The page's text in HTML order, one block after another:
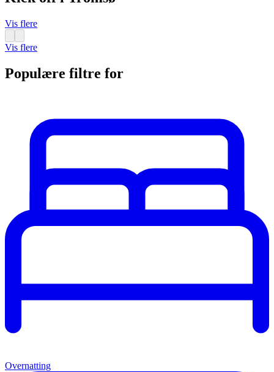
Vis flere
Vis flere
Populære filtre for
Overnatting